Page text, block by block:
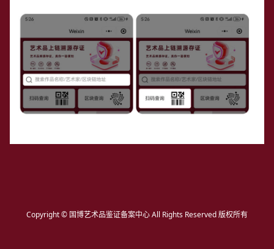
Copyright © 国博艺术品鉴证备案中心 All Rights Reserved 版权所有